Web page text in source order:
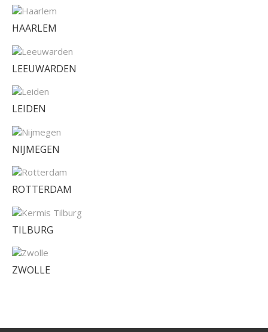
HAARLEM
LEEUWARDEN
LEIDEN
NIJMEGEN
ROTTERDAM
TILBURG
ZWOLLE